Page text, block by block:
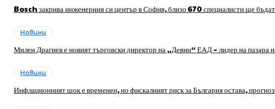
Bosch закрива инженерния си център в София, близо 670 специалисти ще бъдат
Новини
Милен Драгиев е новият търговски директор на „Девин“ ЕАД – лидер на пазара
Новини
Инфлационният шок е временен, но фискалният риск за България остава,